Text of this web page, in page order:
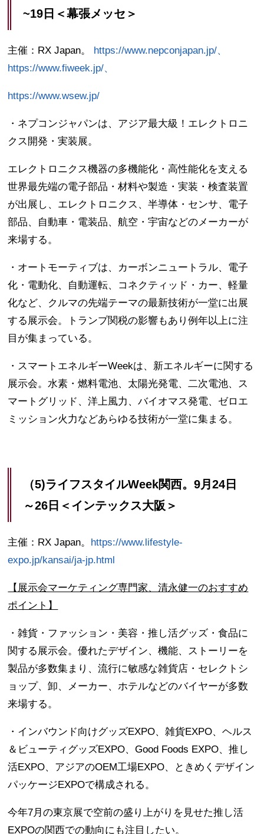
~19日＜幕張メッセ＞
主催：RX Japan。 https://www.nepconjapan.jp/、
https://www.fiweek.jp/、
https://www.wsew.jp/
・ネプコンジャパンは、アジア最大級！エレクトロニ
クス開発・実装展。
エレクトロニクス機器の多機能化・高性能化を支える
世界最先端の電子部品・材料や製造・実装・検査装置
が出展し、エレクトロニクス、半導体・センサ、電子
部品、自動車・電装品、航空・宇宙などのメーカーが
来場する。
・オートモーティブは、カーボンニュートラル、電子
化・電動化、自動運転、コネクティッド・カー、軽量
化など、クルマの先端テーマの最新技術が一堂に出展
する展示会。トランプ関税の影響もあり例年以上に注
目が集まっている。
・スマートエネルギーWeekは、新エネルギーに関する
展示会。水素・燃料電池、太陽光発電、二次電池、ス
マートグリッド、洋上風力、バイオマス発電、ゼロエ
ミッション火力などあらゆる技術が一堂に集まる。
（5)ライフスタイルWeek関西。9月24日
～26日＜インテックス大阪＞
主催：RX Japan。 https://www.lifestyle-
expo.jp/kansai/ja-jp.html
【展示会マーケティング専門家、清永健一のおすすめ
ポイント】
・雑貨・ファッション・美容・推し活グッズ・食品に
関する展示会。優れたデザイン、機能、ストーリーを
製品が多数集まり、流行に敏感な雑貨店・セレクトシ
ョップ、卸、メーカー、ホテルなどのバイヤーが多数
来場する。
・インバウンド向けグッズEXPO、雑貨EXPO、ヘルス
＆ビューティグッズEXPO、Good Foods EXPO、推し
活EXPO、アジアのOEM工場EXPO、ときめくデザイン
パッケージEXPOで構成される。
今年7月の東京展で空前の盛り上がりを見せた推し活
EXPOの関西での動向にも注目したい。